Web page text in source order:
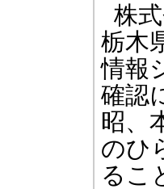
株
栃木
情報
確認
昭、
のひ
るこ